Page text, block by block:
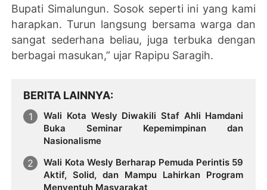
Bupati Simalungun. Sosok seperti ini yang kami
harapkan. Turun langsung bersama warga dan
sangat sederhana beliau, juga terbuka dengan
berbagai masukan,” ujar Rapipu Saragih.
BERITA LAINNYA
Wali Kota Wesly Diwakili Staf Ahli Hamdani
Buka Seminar Kepemimpinan dan
Nasionalisme
Wali Kota Wesly Berharap Pemuda Perintis 59
Aktif, Solid, dan Mampu Lahirkan Program
Menyentuh Masyarakat